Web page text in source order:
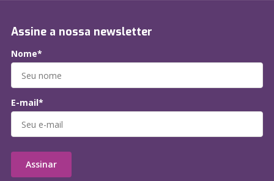
Assine a nossa newsletter
Nome*
E-mail*
Assinar